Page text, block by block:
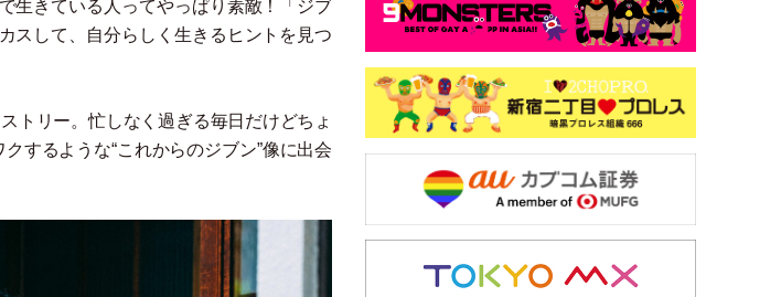
生きている人ってやっぱり素敵！ 「 ジブ
スして、自分らしく生きるヒントを見つ
トリー。忙しなく過ぎる毎日だけどちょ
するような“これからのジブン”像に出会